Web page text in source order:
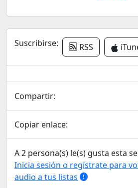
Suscribirse: RSS
Compartir:
Copiar enlace:
A 2 persona(s) le(s) gusta esta
Inicia sesión o regístrate para
audio a tus listas